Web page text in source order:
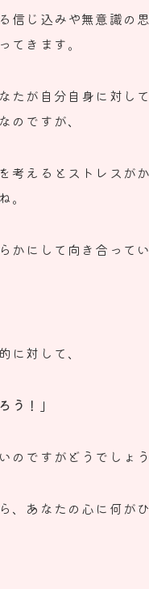
信じ込みや無意識の
てきます。
たが自分自身に対し
のですが、
考えるとストレスが
。
かにして向き合って
に対して、
う！」
のですがどうでしょ
、 あなたの心に何が